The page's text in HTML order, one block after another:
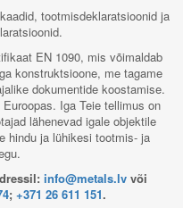
tootmisdeklaratsioonid ja
EN 1090, mis võimaldab
konstruktsioone, me tagame
dokumentide koostamise.
Iga Teie tellimus on
lähenevad igale objektile
hindu ja lühikesi tootmis- ja
info@metals.lv või
; +371 26 611 151.